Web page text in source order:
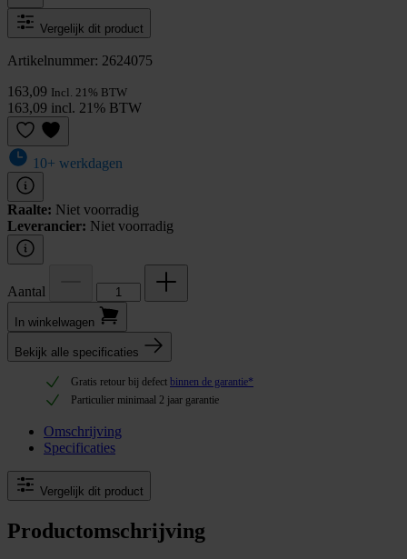
Vergelijk dit product
Artikelnummer: 2624075
163,09 Incl. 21% BTW
163,09 incl. 21% BTW
10+ werkdagen
Raalte: Niet voorradig
Leverancier: Niet voorradig
Aantal
In winkel­wagen
Bekijk alle specificaties
Gratis retour bij defect binnen de garantie*
Particulier minimaal 2 jaar garantie
Omschrijving
Specificaties
Vergelijk dit product
Productomschrijving